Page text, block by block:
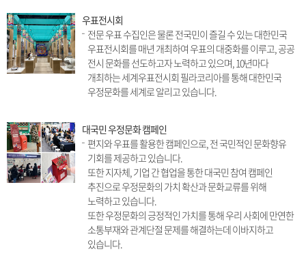
우표전시회
전문 우표 수집인은 물론 전국민이 즐길 수 있는 대한민국
우표전시회를 매년 개최하여 우표의 대중화를 이루고, 공공
전시 문화를 선도하고자 노력하고 있으며, 10년마다
개최하는 세계우표전시회 필라코리아를 통해 대한민국
우정문화를 세계로 알리고 있습니다.
대국민 우정문화 캠페인
편지와 우표를 활용한 캠페인으로, 전 국민적인 문화향유
기회를 제공하고 있습니다.
또한 지자체, 기업 간 협업을 통한 대국민 참여 캠페인
추진으로 우정문화의 가치 확산과 문화교류를 위해
노력하고 있습니다.
또한 우정문화의 긍정적인 가치를 통해 우리 사회에 만연한
소통부재와 관계단절 문제를 해결하는데 이바지하고
있습니다.